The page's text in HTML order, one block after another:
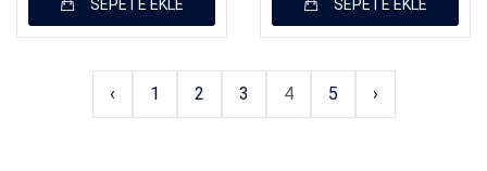
SEPETE EKLE SEPETE EKLE
‹ 1 2 3 4 5 ›